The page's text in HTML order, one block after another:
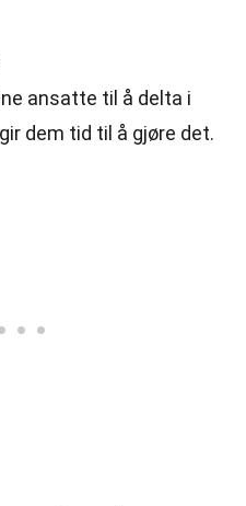
ansatte til å delta i
dem tid til å gjøre det.